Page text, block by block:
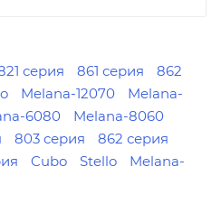
серия 861 серия
862
Melana-12070
Melana-
6080
Melana-8060
803 серия
862 серия
Cubo Stello
Melana-